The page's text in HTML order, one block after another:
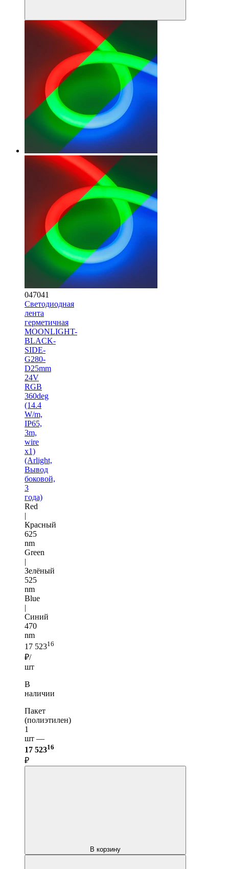
047041
Светодиодная
лента
герметичная
MOONLIGHT-
BLACK-
SIDE-
G280-
D25mm
24V
RGB
360deg
(14.4
W/m,
IP65,
3m,
wire
x1)
(Arlight,
Вывод
боковой,
3
года)
Red
|
Красный
625
nm
Green
|
Зелёный
525
nm
Blue
|
Синий
470
nm
17 52316
₽/
шт
В
наличии
Пакет
(полиэтилен)
1
шт —
17 52316
₽
В корзину